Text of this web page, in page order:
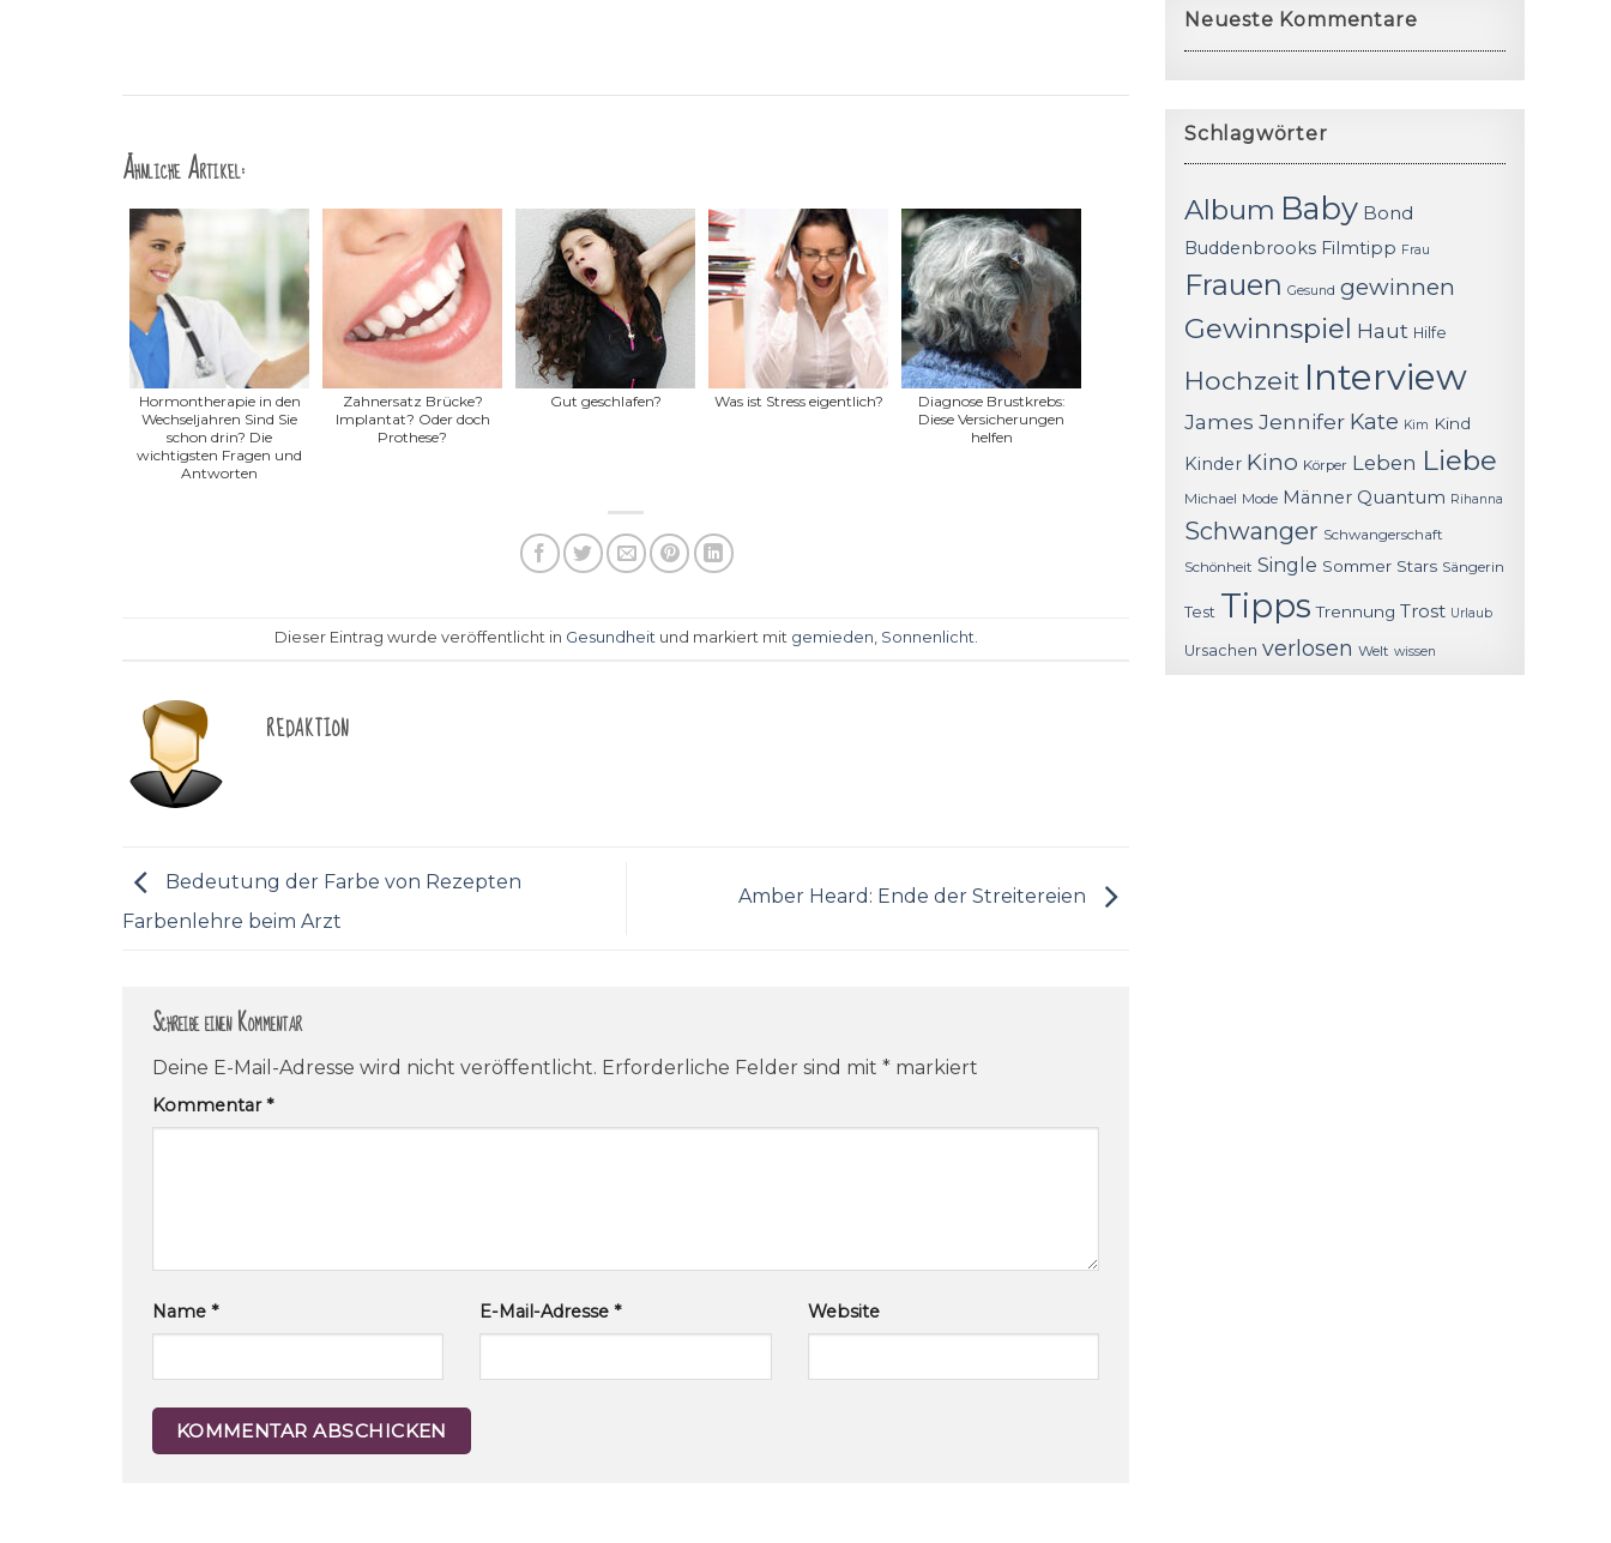
Ähnliche Artikel:
Hormontherapie in den
Wechseljahren Sind Sie
schon drin? Die
wichtigsten Fragen und
Antworten
Zahnersatz Brücke?
Implantat? Oder doch
Prothese?
Gut geschlafen? Was ist Stress eigentlich?
Diagnose Brustkrebs:
Diese Versicherungen
helfen
Dieser Eintrag wurde veröffentlicht in Gesundheitund markiert mit gemieden, Sonnenlicht.
REDAKTION
Bedeutung der Farbe von Rezepten
Farbenlehre beim Arzt
Amber Heard: Ende der Streitereien
Schreibe einen Kommentar
Deine E-Mail-Adresse wird nicht veröffentlicht. Erforderliche Felder sind mit * markiert
Kommentar*
Name * E-Mail-Adresse* Website
Neueste Kommentare
Schlagwörter
Album Baby Bond
Buddenbrooks Filmtipp Frau
Frauen Gesund gewinnen
Gewinnspiel Haut Hilfe
Hochzeit Interview
James Jennifer Kate Kim Kind
Kinder Kino Körper Leben Liebe
Michael Mode Männer Quantum Rihanna
Schwanger Schwangerschaft
Schönheit Single Sommer Stars Sängerin
Test Tipps Trennung Trost Urlaub
Ursachen verlosen Welt wissen